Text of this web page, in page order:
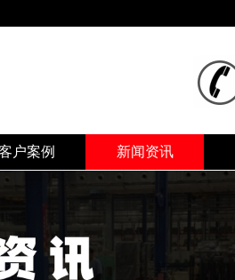
户案例 新闻资讯